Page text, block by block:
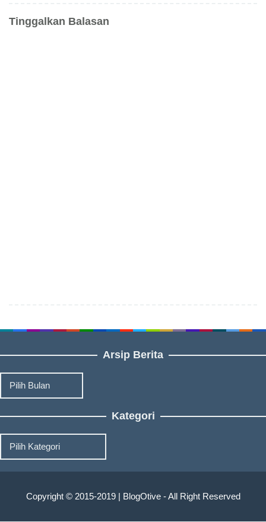
Tinggalkan Balasan
Arsip Berita
Kategori
Copyright © 2015-2019 | BlogOtive - All Right Reserved